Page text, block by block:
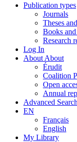
Publication types
Journals
Theses
Books
Research
Log In
About About
Érudit
Coalition
Open
Annual
Advanced Search
EN
Français
English
My Library